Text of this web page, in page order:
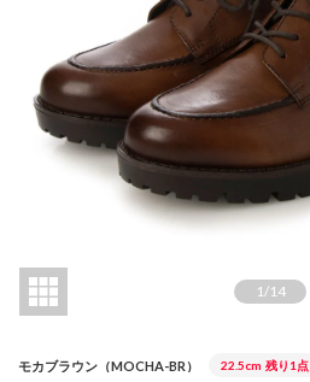
1/14
モカブラウン（MOCHA-BR） 22.5cm 残り1点